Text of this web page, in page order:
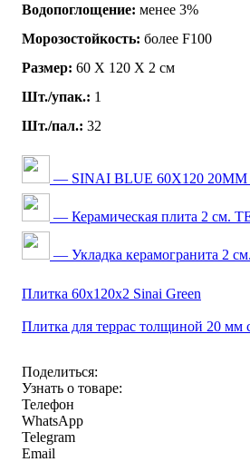
Водопоглощение: менее 3%
Морозостойкость: более F100
Размер: 60 Х 120 Х 2 см
Шт./упак.: 1
Шт./пал.: 32
— SINAI BLUE 60X120 20MM
— Керамическая плита 2 см.
— Укладка керамогранита 2
Плитка 60x120x2 Sinai Green
Плитка для террас толщиной 20
Поделиться:
Узнать о товаре:
Телефон
WhatsApp
Telegram
Email